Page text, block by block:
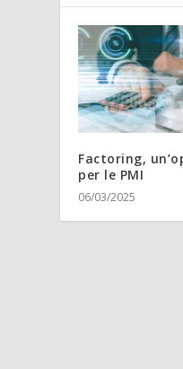
Factoring,
per le PMI
06/03/2025